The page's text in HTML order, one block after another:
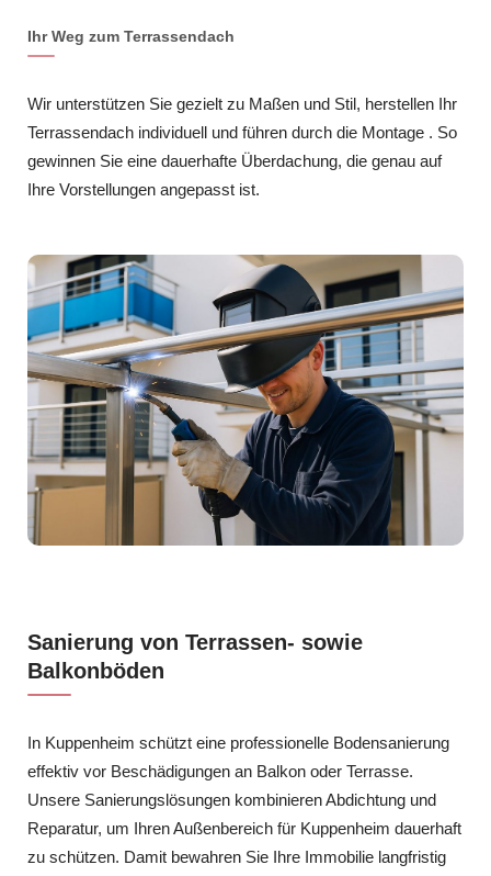
Ihr Weg zum Terrassendach
Wir unterstützen Sie gezielt zu Maßen und Stil, herstellen Ihr
Terrassendach individuell und führen durch die Montage . So
gewinnen Sie eine dauerhafte Überdachung, die genau auf
Ihre Vorstellungen angepasst ist.
Sanierung von Terrassen- sowie
Balkonböden
In Kuppenheim schützt eine professionelle Bodensanierung
effektiv vor Beschädigungen an Balkon oder Terrasse.
Unsere Sanierungslösungen kombinieren Abdichtung und
Reparatur, um Ihren Außenbereich für Kuppenheim dauerhaft
zu schützen. Damit bewahren Sie Ihre Immobilie langfristig